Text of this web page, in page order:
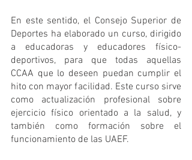
En este sentido, el Consejo Superior de
Deportes ha elaborado un curso, dirigido
a educadoras y educadores físico-
deportivos, para que todas aquellas
CCAA que lo deseen puedan cumplir el
hito con mayor facilidad. Este curso sirve
como actualización profesional sobre
ejercicio físico orientado a la salud, y
también como formación sobre el
funcionamiento de las UAEF.